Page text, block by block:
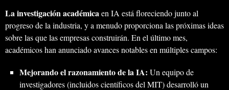
La investigación académicaen IA está floreciendo junto al
progreso de la industria, y a menudo proporciona las próximas ideas
sobre las que las empresas construirán. En el último mes,
académicos han anunciado avances notables en múltiples campos:
Mejorando el razonamiento de la IA: Un equipo de
investigadores (incluidos científicos del MIT) desarrolló un